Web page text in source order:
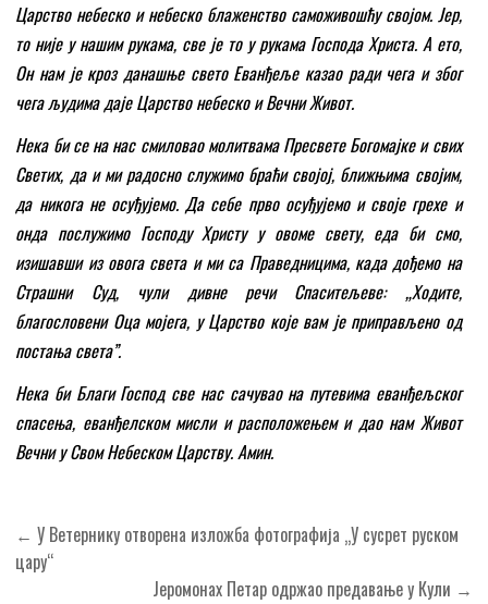
Царство небеско и небеско блаженство саможивошћу својом. Јер,
то није у нашим рукама, све је то у рукама Господа Христа. А ето,
Он нам је кроз данашње свето Еванђеље казао ради чега и због
чега људима даје Царство небеско и Вечни Живот.
Нека би се на нас смиловао молитвама Пресвете Богомајке и свих
Светих, да и ми радосно служимо браћи својој, ближњима својим,
да никога не осуђујемо. Да себе прво осуђујемо и своје грехе и
онда послужимо Господу Христу у овоме свету, еда би смо,
изишавши из овога света и ми са Праведницима, када дођемо на
Страшни Суд, чули дивне речи Спаситељеве: „Ходите,
благословени Оца мојега, у Царство које вам је приправљено од
постања света”.
Нека би Благи Господ све нас сачувао на путевима еванђељског
спасења, еванђелском мисли и расположењем и дао нам Живот
Вечни у Свом Небеском Царству. Амин.
Кретање
чланка
← У Ветернику отворена изложба фотографија „У cусрет руском
цару“
Јеромонах Петар одржао предавање у Кули →